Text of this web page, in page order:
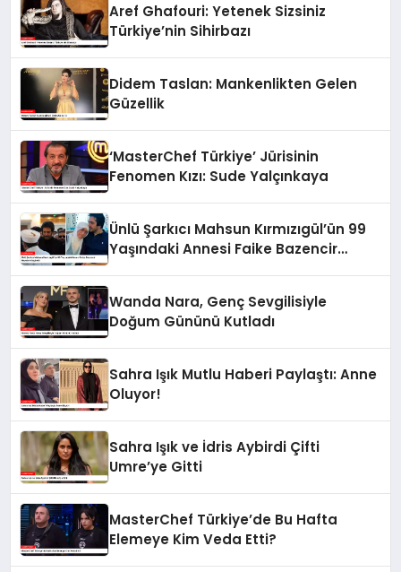
Aref Ghafouri: Yetenek Sizsiniz
Türkiye’nin Sihirbazı
Didem Taslan: Mankenlikten Gelen
Güzellik
‘MasterChef Türkiye’ Jürisinin
Fenomen Kızı: Sude Yalçınkaya
Ünlü Şarkıcı Mahsun Kırmızıgül’ün 99
Yaşındaki Annesi Faike Bazencir
Wanda Nara, Genç Sevgilisiyle
Doğum Gününü Kutladı
Sahra Işık Mutlu Haberi Paylaştı: Anne
Oluyor!
Sahra Işık ve İdris Aybirdi Çifti
Umre’ye Gitti
MasterChef Türkiye’de Bu Hafta
Elemeye Kim Veda Etti?